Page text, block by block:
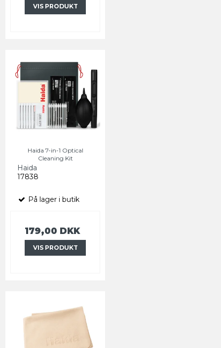
VIS PRODUKT
Haida 7-in-1 Optical
Cleaning Kit
Haida
17838
På lager i butik
179,00 DKK
VIS PRODUKT